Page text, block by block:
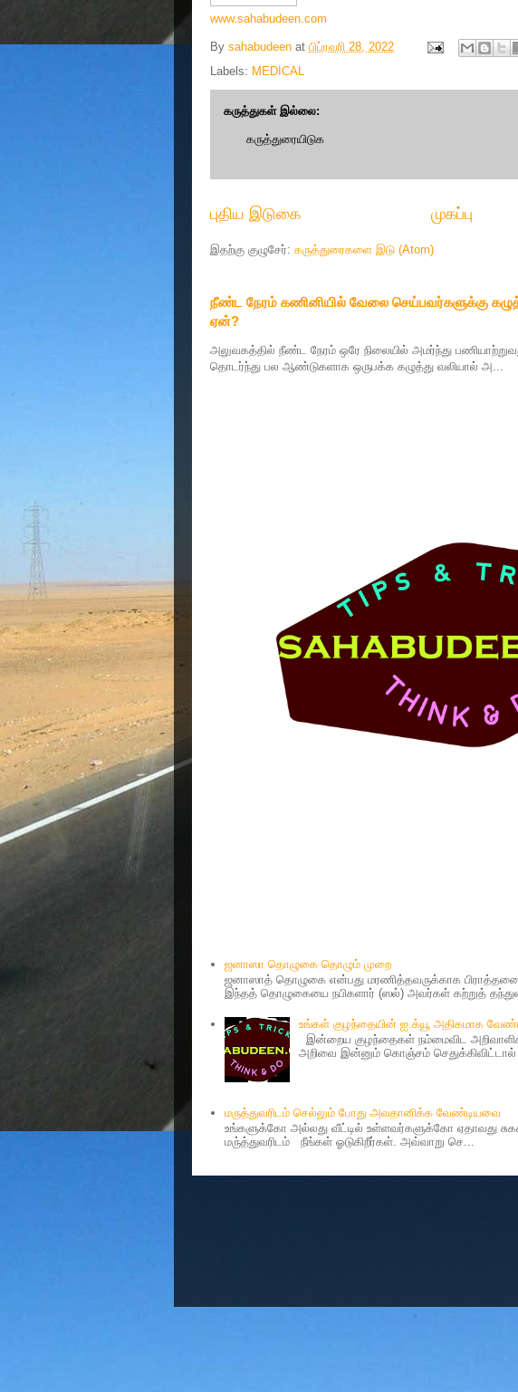
www.sahabudeen.com
By sahabudeen at பிப்ரவரி 28, 2022
Labels: MEDICAL
கருத்துகள் இல்லை:
கருத்துரையிடுக
புதிய இடுகை முகப்பு
இதற்கு குழுசேர்: கருத்துரைகளை இடு (Atom)
நீண்ட நேரம் கணினியில் வேலை செய்பவர்களுக்கு
ஏன்?
அலுவகத்தில் நீண்ட நேரம் ஒரே நிலையில் அமர்ந்து
தொடர்ந்து பல ஆண்டுகளாக ஒருபக்க கழுத்து வலியால் அ...
ஜனாஸா தொழுகை தொழும் முறை
ஜனாஸாத் தொழுகை என்பது மரணித்தவருக்காக
இந்தத் தொழுகையை நபிகளார் (ஸல்) அவர்கள் கற்றுத்
உங்கள் குழந்தையின் ஐ.க்யூ அதிகமாக
இன்றைய குழந்தைகள் நம்மைவிட
அறிவை இன்னும் கொஞ்சம்
மருத்துவரிடம் செல்லும் போது அவதானிக்க வேண்டியவை
உங்களுக்கோ அல்லது வீட்டில் உள்ளவர்களுக்கோ ஏதாவது
மரு்த்துவரிடம் நீங்கள் ஓடுகிறீர்கள். அவ்வாறு செ...